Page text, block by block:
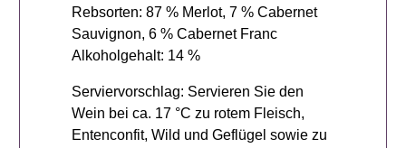
Rebsorten: 87 % Merlot, 7 % Cabernet
Sauvignon, 6 % Cabernet Franc
Alkoholgehalt: 14 %
Serviervorschlag: Servieren Sie den
Wein bei ca. 17 °C zu rotem Fleisch,
Entenconfit, Wild und Geflügel sowie zu